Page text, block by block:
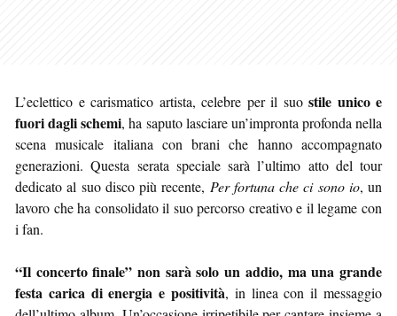
L’eclettico e carismatico artista, celebre per il suo stile unico e
fuori dagli schemi, ha saputo lasciare un’impronta profonda nella
scena musicale italiana con brani che hanno accompagnato
generazioni. Questa serata speciale sarà l’ultimo atto del tour
dedicato al suo disco più recente, Per fortuna che ci sono io, un
lavoro che ha consolidato il suo percorso creativo e il legame con
i fan.
“Il concerto finale” non sarà solo un addio, ma una grande
festa carica di energia e positività, in linea con il messaggio